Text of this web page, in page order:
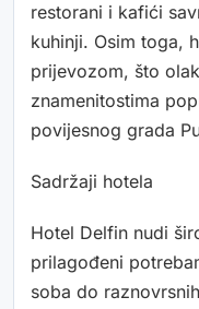
restorani i kafići
kuhinji. Osim toga,
prijevozom, što
znamenitostima
povijesnog grada
Sadržaji hotela
Hotel Delfin nudi
prilagođeni
soba do